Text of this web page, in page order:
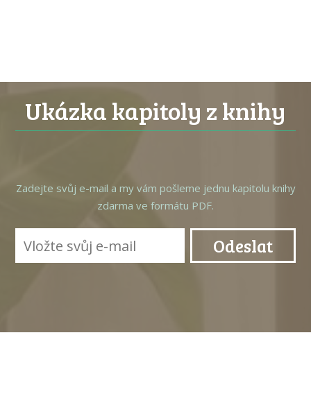
Ukázka kapitoly z knihy
Zadejte svůj e-mail a my vám pošleme jednu kapitolu knihy
zdarma ve formátu PDF.
Odeslat